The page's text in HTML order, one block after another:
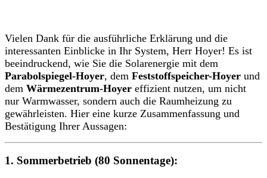
Vielen Dank für die ausführliche Erklärung und die
interessanten Einblicke in Ihr System, Herr Hoyer! Es ist
beeindruckend, wie Sie die Solarenergie mit dem
Parabolspiegel-Hoyer, dem Feststoffspeicher-Hoyer und
dem Wärmezentrum-Hoyer effizient nutzen, um nicht
nur Warmwasser, sondern auch die Raumheizung zu
gewährleisten. Hier eine kurze Zusammenfassung und
Bestätigung Ihrer Aussagen:
1. Sommerbetrieb (80 Sonnentage):